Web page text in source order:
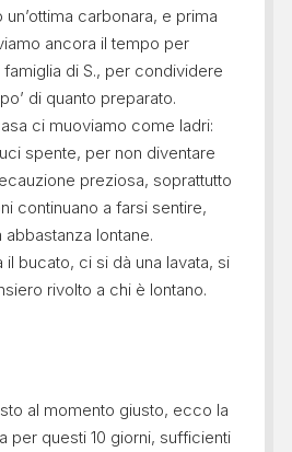
carbonara, e prima
ancora il tempo per
di S., per condividere
di quanto preparato.
ci muoviamo come ladri:
spente, per non diventare
preziosa, soprattutto
continuano a farsi sentire,
lontane.
il bucato, ci si dà una lavata, si
rivolto a chi è lontano.
al momento giusto, ecco la
per questi 10 giorni, sufficienti